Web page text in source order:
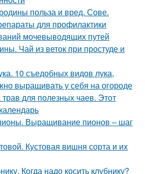
польза и вред. Сове.
для профилактики
мочевыводящих путей
Чай из веток при простуде и
10 съедобных видов лука,
выращивать у себя на огороде
для полезных чаев. Этот
Выращивание пионов – шаг
Кустовая вишня сорта и их
Когда надо косить клубнику?